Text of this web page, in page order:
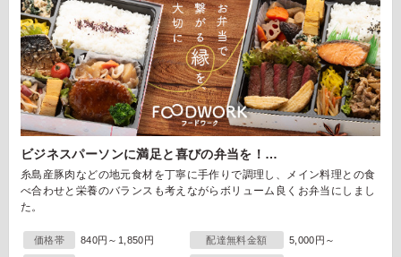
ビジネスパーソンに満足と喜びの弁当を！…
糸島産豚肉などの地元食材を丁寧に手作りで調理し、メイン料理との食
べ合わせと栄養のバランスも考えながらボリューム良くお弁当にしまし
た。
価格帯 840円～1,850円 配達無料金額 5,000円～